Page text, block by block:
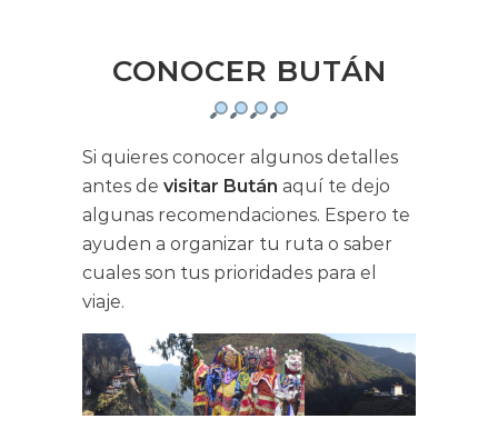
CONOCER BUTÁN
Si quieres conocer algunos detalles
antes de visitar Bután aquí te dejo
algunas recomendaciones. Espero te
ayuden a organizar tu ruta o saber
cuales son tus prioridades para el
viaje.